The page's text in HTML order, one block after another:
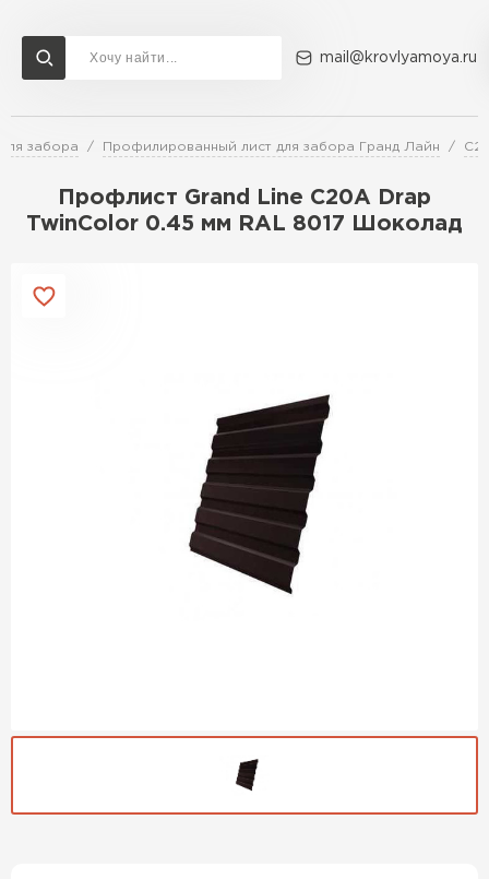
mail@krovlyamoya.ru
забора Профилированный лист для забора Гранд Лайн
Профлист Grand Line C20A Drap
TwinColor 0.45 мм RAL 8017 Шоколад
Сервисы расчета
Расчет штакетника для забора
Расчет водостока
Расчет фальцевой кровли
Доставка Контакты